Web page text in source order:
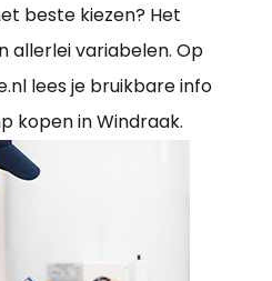
beste kiezen? Het
allerlei variabelen. Op
lees je bruikbare info
kopen in Windraak.